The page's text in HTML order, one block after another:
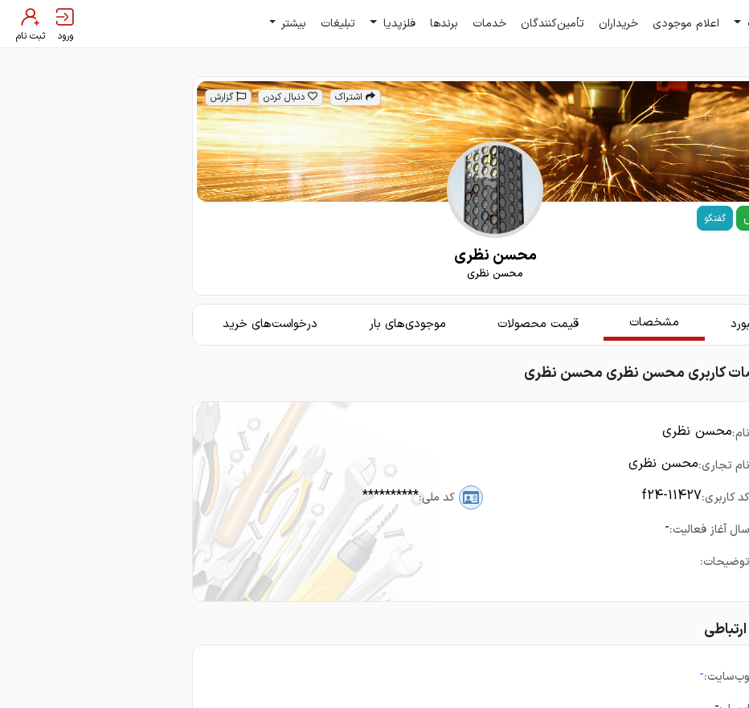
اعلام موجودی خریداران تأمین‌کنندگان خدمات برندها فلزپدیا تبلیغات بیشتر
ورود ثبت نام
اشتراک دنبال کردن گزارش
گفتگو
محسن نظری
محسن نظری
مشخصات قیمت محصولات موجودی‌های بار درخواست‌های خرید
کاربری محسن نظری محسن نظری
نام:محسن نظری
نام تجاری:محسن نظری
کد کاربری:f24-11427 کد ملی:**********
سال آغاز فعالیت:-
توضیحات:
وب‌سایت:-